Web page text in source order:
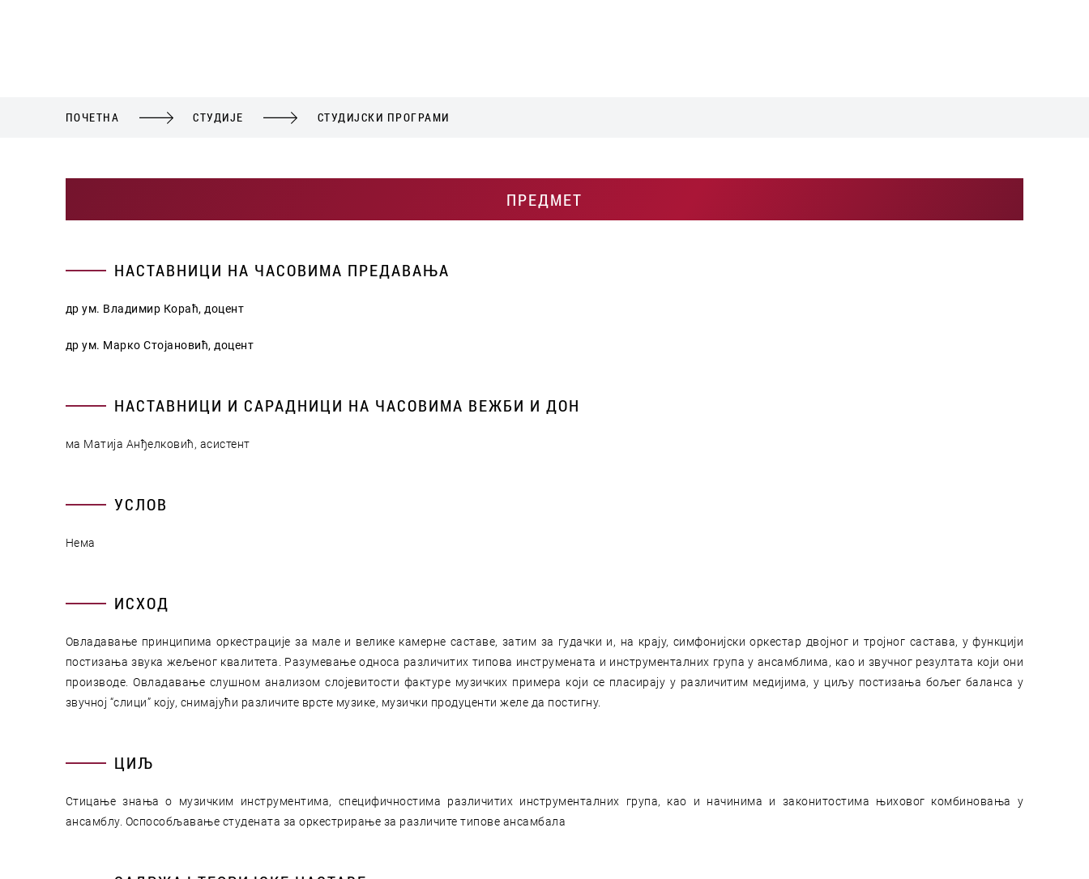
ПОЧЕТНА СТУДИЈЕ СТУДИЈСКИ ПРОГРАМИ
ПРЕДМЕТ
НАСТАВНИЦИ НА ЧАСОВИМА ПРЕДАВАЊА
др ум. Владимир Кораћ, доцент
др ум. Марко Стојановић, доцент
НАСТАВНИЦИ И САРАДНИЦИ НА ЧАСОВИМА ВЕЖБИ И ДОН
ма Матија Анђелковић, асистент
УСЛОВ
Нема
ИСХОД
Овладавање принципима оркестрације за мале и велике камерне саставе, затим за гудачки и, на крају, симфонијски оркестар двојног и тројног састава, у функцији
постизања звука жељеног квалитета. Разумевање односа различитих типова инструмената и инструменталних група у ансамблима, као и звучног резултата који они
производе. Овладавање слушном анализом слојевитости фактуре музичких примера који се пласирају у различитим медијима, у циљу постизања бољег баланса у
звучној “слици” коју, снимајући различите врсте музике, музички продуценти желе да постигну.
ЦИЉ
Стицање знања о музичким инструментима, специфичностима различитих инструменталних група, као и начинима и законитостима њиховог комбиновања у
ансамблу. Оспособљавање студената за оркестрирање за различите типове ансамбала